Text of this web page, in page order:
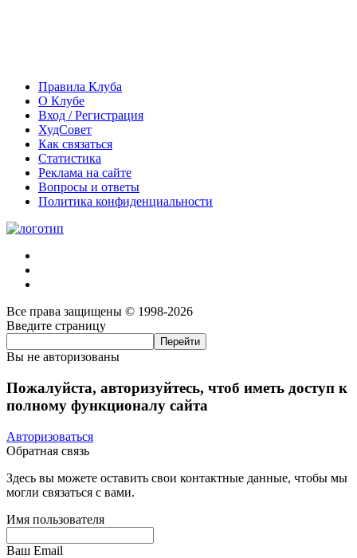
Правила Клуба
О Клубе
Вход / Регистрация
ХудСовет
Как связаться
Статистика
Реклама на сайте
Вопросы и ответы
Политика конфиденциальности
Все права защищены © 1998-2026
Введите страницу
Вы не авторизованы
Пожалуйста, авторизуйтесь, чтоб иметь доступ к
полному функционалу сайта
Авторизоваться
Обратная связь
Здесь вы можете оставить свои контактные данные, чтобы мы
могли связаться с вами.
Имя пользователя
Ваш Email